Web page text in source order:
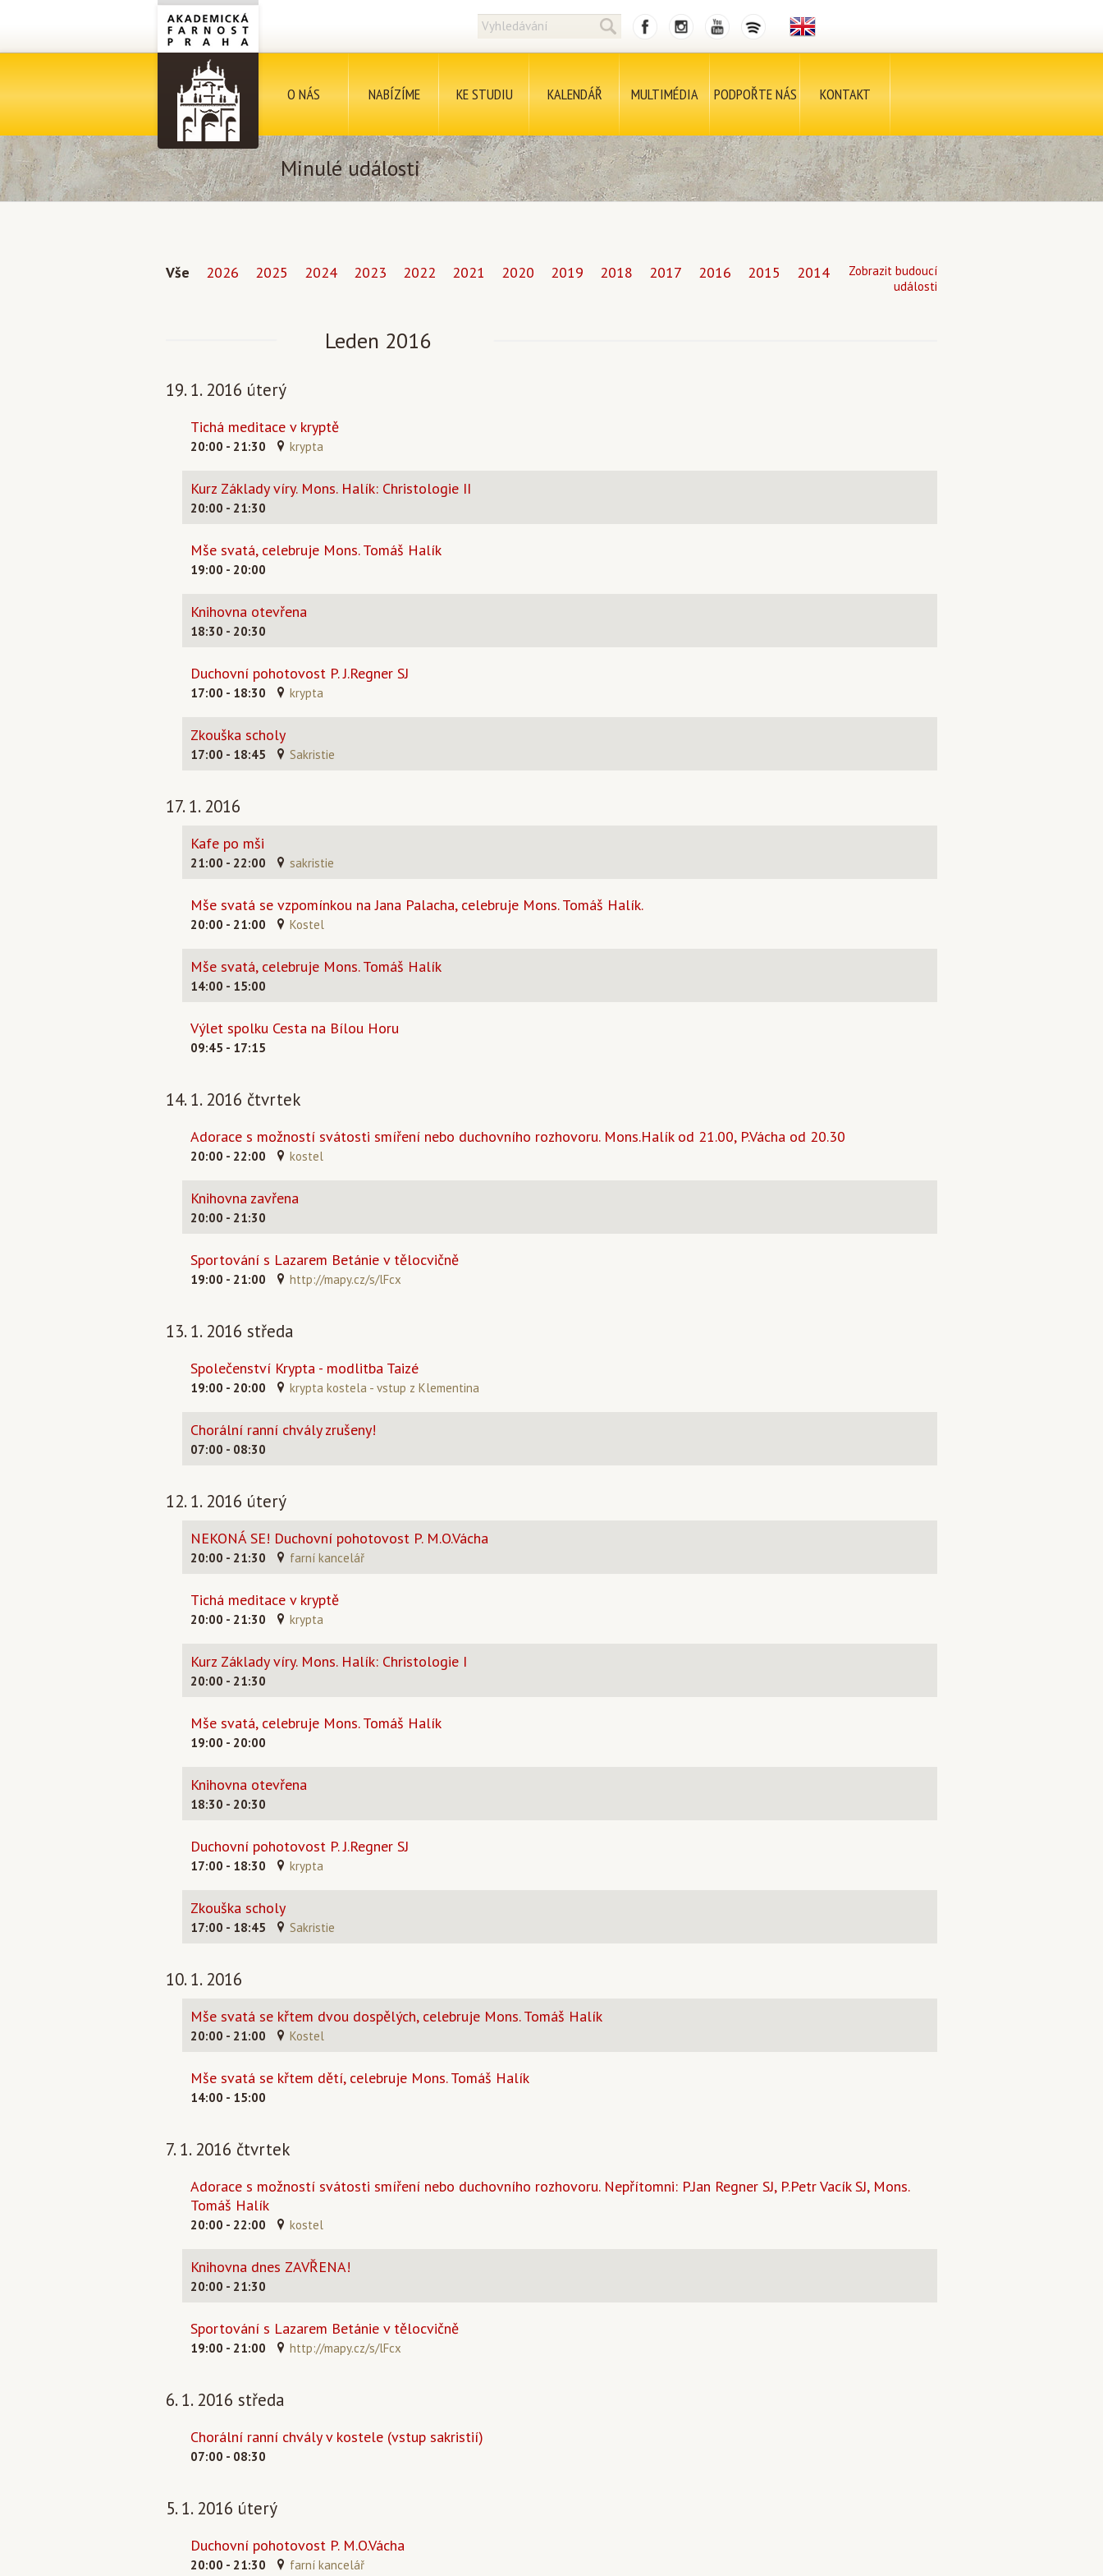
O NÁS NABÍZÍME KE STUDIU KALENDÁŘ MULTIMÉDIA PODPOŘTE NÁS KONTAKT
Minulé události
Vše 2026 2025 2024 2023 2022 2021 2020 2019 2018 2017 2016 2015 2014
Zobrazit budoucí
události
Leden 2016
19. 1. 2016 úterý
Tichá meditace v kryptě
20:00 - 21:30 krypta
Kurz Základy víry. Mons. Halík: Christologie II
20:00 - 21:30
Mše svatá, celebruje Mons. Tomáš Halík
19:00 - 20:00
Knihovna otevřena
18:30 - 20:30
Duchovní pohotovost P. J.Regner SJ
17:00 - 18:30 krypta
Zkouška scholy
17:00 - 18:45 Sakristie
17. 1. 2016
Kafe po mši
21:00 - 22:00 sakristie
Mše svatá se vzpomínkou na Jana Palacha, celebruje Mons. Tomáš Halík.
20:00 - 21:00 Kostel
Mše svatá, celebruje Mons. Tomáš Halík
14:00 - 15:00
Výlet spolku Cesta na Bílou Horu
09:45 - 17:15
14. 1. 2016 čtvrtek
Adorace s možností svátosti smíření nebo duchovního rozhovoru. Mons.Halík od 21.00, P.Vácha od 20.30
20:00 - 22:00 kostel
Knihovna zavřena
20:00 - 21:30
Sportování s Lazarem Betánie v tělocvičně
19:00 - 21:00 http://mapy.cz/s/lFcx
13. 1. 2016 středa
Společenství Krypta - modlitba Taizé
19:00 - 20:00 krypta kostela - vstup z Klementina
Chorální ranní chvály zrušeny!
07:00 - 08:30
12. 1. 2016 úterý
NEKONÁ SE! Duchovní pohotovost P. M.O.Vácha
20:00 - 21:30 farní kancelář
Tichá meditace v kryptě
20:00 - 21:30 krypta
Kurz Základy víry. Mons. Halík: Christologie I
20:00 - 21:30
Mše svatá, celebruje Mons. Tomáš Halík
19:00 - 20:00
Knihovna otevřena
18:30 - 20:30
Duchovní pohotovost P. J.Regner SJ
17:00 - 18:30 krypta
Zkouška scholy
17:00 - 18:45 Sakristie
10. 1. 2016
Mše svatá se křtem dvou dospělých, celebruje Mons. Tomáš Halík
20:00 - 21:00 Kostel
Mše svatá se křtem dětí, celebruje Mons. Tomáš Halík
14:00 - 15:00
7. 1. 2016 čtvrtek
Adorace s možností svátosti smíření nebo duchovního rozhovoru. Nepřítomni: P.Jan Regner SJ, P.Petr Vacík SJ, Mons.
Tomáš Halík
20:00 - 22:00 kostel
Knihovna dnes ZAVŘENA!
20:00 - 21:30
Sportování s Lazarem Betánie v tělocvičně
19:00 - 21:00 http://mapy.cz/s/lFcx
6. 1. 2016 středa
Chorální ranní chvály v kostele (vstup sakristií)
07:00 - 08:30
5. 1. 2016 úterý
Duchovní pohotovost P. M.O.Vácha
20:00 - 21:30 farní kancelář